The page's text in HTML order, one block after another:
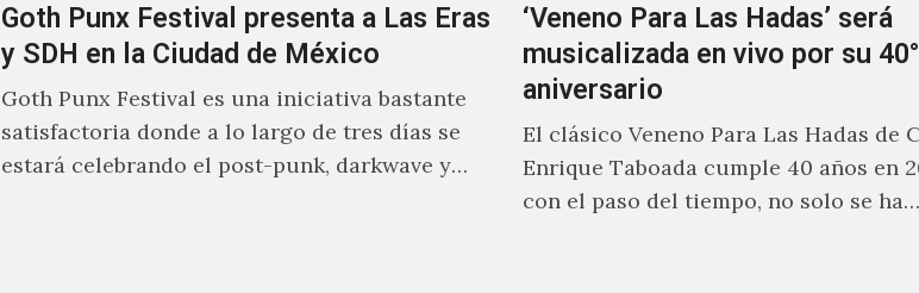
Goth Punx Festival presenta a Las Eras
y SDH en la Ciudad de México
Goth Punx Festival es una iniciativa bastante
satisfactoria donde a lo largo de tres días se
estará celebrando el post-punk, darkwave y
‘Veneno Para Las Hadas’ será
musicalizada en vivo por su 40°
aniversario
El clásico Veneno Para Las Hadas de
Enrique Taboada cumple 40 años en
con el paso del tiempo, no solo se ha…